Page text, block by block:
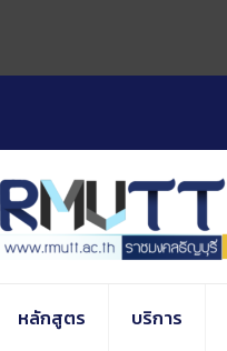
หลักสูตร บริการ